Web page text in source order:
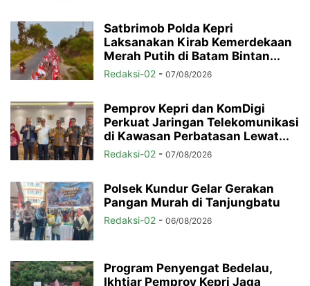
Satbrimob Polda Kepri
Laksanakan Kirab Kemerdekaan
Merah Putih di Batam Bintan...
Redaksi-02 - 07/08/2026
Pemprov Kepri dan KomDigi
Perkuat Jaringan Telekomunikasi
di Kawasan Perbatasan Lewat...
Redaksi-02 - 07/08/2026
Polsek Kundur Gelar Gerakan
Pangan Murah di Tanjungbatu
Redaksi-02 - 06/08/2026
Program Penyengat Bedelau,
Ikhtiar Pemprov Kepri Jaga